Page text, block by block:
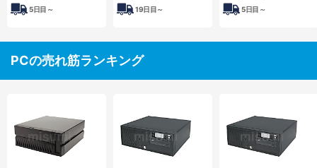
5日目～ 19日目～ 5日目～
PCの売れ筋ランキング